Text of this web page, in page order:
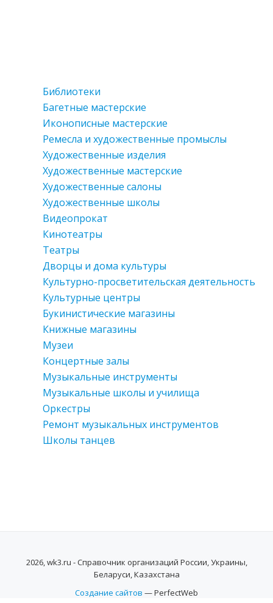
Библиотеки
Багетные мастерские
Иконописные мастерские
Ремесла и художественные промыслы
Художественные изделия
Художественные мастерские
Художественные салоны
Художественные школы
Видеопрокат
Кинотеатры
Театры
Дворцы и дома культуры
Культурно-просветительская деятельность
Культурные центры
Букинистические магазины
Книжные магазины
Музеи
Концертные залы
Музыкальные инструменты
Музыкальные школы и училища
Оркестры
Ремонт музыкальных инструментов
Школы танцев
2026, wk3.ru - Справочник организаций России, Украины,
Беларуси, Казахстана
Создание сайтов — PerfectWeb